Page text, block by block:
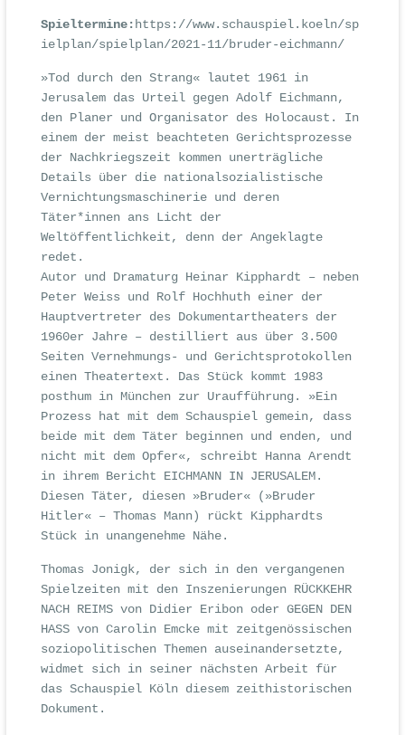
Spieltermine: https://www.schauspiel.koeln/sp
ielplan/spielplan/2021-11/bruder-eichmann/
»Tod durch den Strang« lautet 1961 in
Jerusalem das Urteil gegen Adolf Eichmann,
den Planer und Organisator des Holocaust. In
einem der meist beachteten Gerichtsprozesse
der Nachkriegszeit kommen unerträgliche
Details über die nationalsozialistische
Vernichtungsmaschinerie und deren
Täter*innen ans Licht der
Weltöffentlichkeit, denn der Angeklagte
redet.
Autor und Dramaturg Heinar Kipphardt – neben
Peter Weiss und Rolf Hochhuth einer der
Hauptvertreter des Dokumentartheaters der
1960er Jahre – destilliert aus über 3.500
Seiten Vernehmungs- und Gerichtsprotokollen
einen Theatertext. Das Stück kommt 1983
posthum in München zur Uraufführung. »Ein
Prozess hat mit dem Schauspiel gemein, dass
beide mit dem Täter beginnen und enden, und
nicht mit dem Opfer«, schreibt Hanna Arendt
in ihrem Bericht EICHMANN IN JERUSALEM.
Diesen Täter, diesen »Bruder« (»Bruder
Hitler« – Thomas Mann) rückt Kipphardts
Stück in unangenehme Nähe.
Thomas Jonigk, der sich in den vergangenen
Spielzeiten mit den Inszenierungen RÜCKKEHR
NACH REIMS von Didier Eribon oder GEGEN DEN
HASS von Carolin Emcke mit zeitgenössischen
soziopolitischen Themen auseinandersetzte,
widmet sich in seiner nächsten Arbeit für
das Schauspiel Köln diesem zeithistorischen
Dokument.